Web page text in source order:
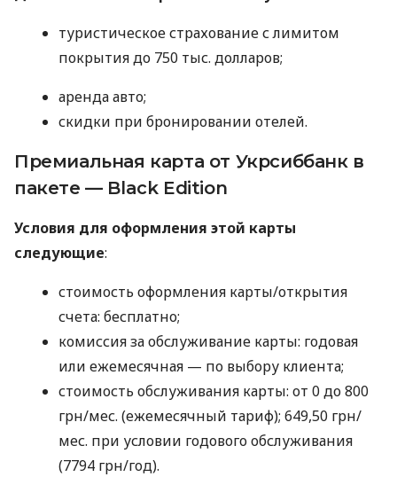
туристическое страхование с лимитом
покрытия до 750 тыс. долларов;
аренда авто;
скидки при бронировании отелей.
Премиальная карта от Укрсиббанк в
пакете — Black Edition
Условия для оформления этой карты
следующие:
стоимость оформления карты/открытия
счета: бесплатно;
комиссия за обслуживание карты: годовая
или ежемесячная — по выбору клиента;
стоимость обслуживания карты: от 0 до 800
грн/мес. (ежемесячный тариф); 649,50 грн/
мес. при условии годового обслуживания
(7794 грн/год).